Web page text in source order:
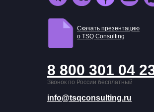
Скачать презентацию
о TSQ Consulting
8 800 301 04
Звонок по России бесплатный
info@tsqconsulting.ru